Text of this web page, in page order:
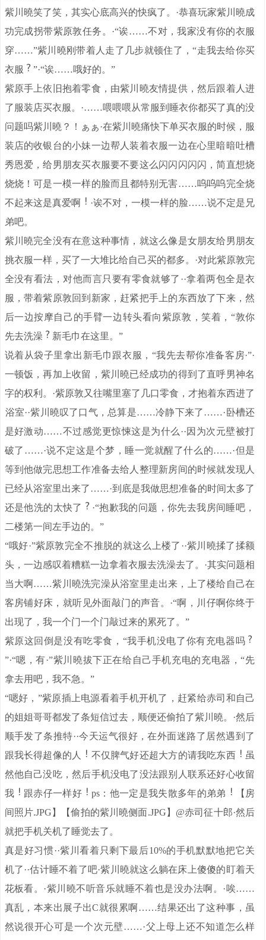
紫川曉笑了笑，其实心底高兴的快疯了。·恭喜玩家紫川曉成
功完成拐带紫原敦任务。·“诶……不对，我家没有你的衣服
穿……”紫川曉刚带着人走了几步就顿住了，“走我去给你买
衣服
”·“诶……哦好的。”
紫原手上依旧抱着零食，由紫川曉友情提供，然后跟着人进
了服装店买衣服。·……喂喂喂从常服到睡衣你都买了真的没
问题吗紫川曉？！ぁぁ·在紫川曉痛快下单买衣服的时候，服
装店的收银台的小妹一边帮人装着衣服一边在心里暗暗吐槽
秀恩爱，给男朋友买衣服要不要这么闪闪闪闪闪，简直想烧
烧烧！可是一模一样的脸而且都特别无害……呜呜呜完全烧
不起来这是真爱啊
·诶不对，一模一样的脸……说不定是兄
弟吧。
紫川曉完全没有在意这种事情，就这么像是女朋友给男朋友
挑衣服一样，买了一大堆比给自己买的都多。·对此紫原敦完
全没有看法，对他而言只要有零食就够了··拿着两包全是衣
服，带着紫原敦回到新家，赶紧把手上的东西放了下来，然
后一边按摩自己的手臂一边转头看向紫原敦，笑着，“敦你
先去洗澡
新毛巾在这里。”
说着从袋子里拿出新毛巾跟衣服，“我先去帮你准备客房·”·
一顿饭，再加上收留，紫川曉已经成功的得到了直呼男神名
字的权利。·紫原敦又往嘴里塞了几口零食，才抱着东西进了
浴室·
。
·紫川曉叹了口气，总算是……冷静下来了……·卧槽还
是好激动……不过感觉更惊悚这是为什么··因为次元壁被打
破了……·说不定这是个梦，睡一觉就醒了什么的……·但是
等到他做完思想工作准备去给人整理新房间的时候就发现人
已经从浴室里出来了……·到底是我做思想准备的时间太多了
还是他洗的太快了
·“抱歉我的问题，你先去我房间睡吧，
二楼第一间左手边的。”
“哦好·”紫原敦完全不推脱的就这么上楼了··紫川曉揉了揉额
头，一边感叹着糟糕一边拿着衣服去洗澡去了。·其实问题相
当大啊……紫川曉洗完澡从浴室里走出来，上了楼给自己在
客房铺好床，就听见外面敲门的声音。·“啊，川仔啊你终于
出现了，我一个门一个门敲过来的累死了。”
紫原这回倒是没有吃零食，“我手机没电了你有充电器吗
”·“嗯，有·”紫川曉拔下正在给自己手机充电的充电器，“先
拿去用吧，我不急。”
“嗯好，”紫原插上电源看着手机开机了，赶紧给赤司和自己
的姐姐哥哥都发了条短信过去，顺便还偷拍了紫川曉。·然后
顺手发了条推特··今天运气很好，在外面迷路了居然遇到了
跟我长得超像的人
不仅脾气好还超大方的请我吃东西
虽
然他自己没吃，然后手机没电了没法跟别人联系还好心收留
我
跟赤仔一样好 ps：他一定是我失散多年的弟弟
【房
间照片.JPG】【偷拍的紫川曉侧面.JPG】@赤司征十郎·然后
就把手机关机了睡觉去了。
真是好习惯··紫川看着只剩下最后10%的手机默默地把它关
机了··估计睡不着了吧·紫川曉就这么躺在床上傻傻的盯着天
花板看。·紫川曉不听音乐就睡不着也是没办法啊。·唉……
真乱，本来出展子出C就很累啊……结果还出了这种事，虽
然说很开心可是一个次元壁……·父上母上还不知道怎么样